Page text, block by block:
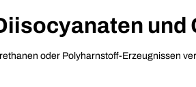
und
oder Polyharnstoff-Erzeugnissen